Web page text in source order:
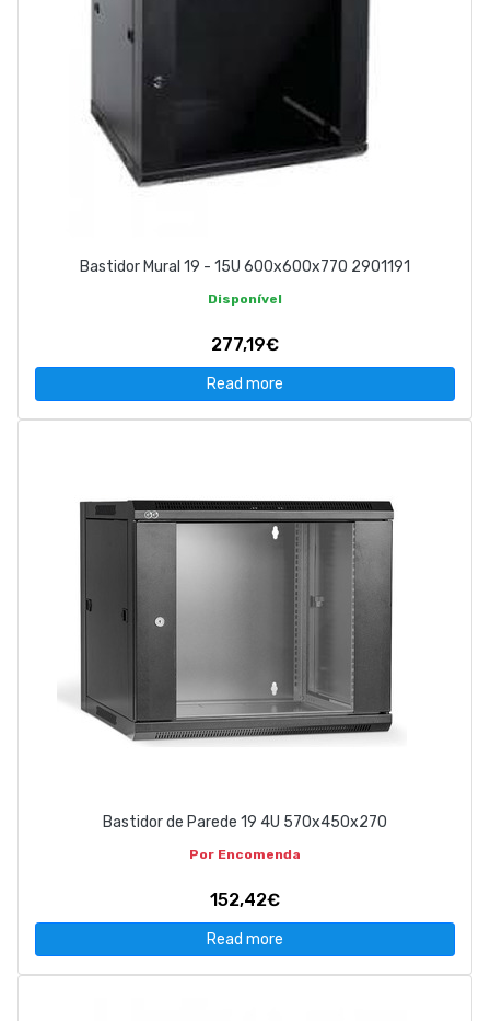
Bastidor Mural 19 - 15U 600x600x770 2901191
Disponível
277,19€
Read more
Bastidor de Parede 19 4U 570x450x270
Por Encomenda
152,42€
Read more